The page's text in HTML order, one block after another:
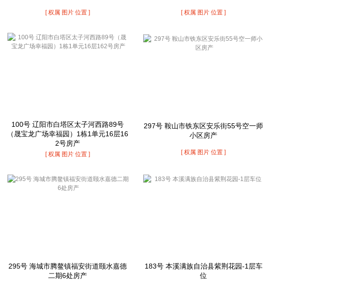
[ 权属 图片 位置 ] [ 权属 图片 位置 ]
100号 辽阳市白塔区太子河西路89号
（晟宝龙广场幸福园）1栋1单元16层16
2号房产
[ 权属 图片 位置 ]
297号 鞍山市铁东区安乐街55号空一师
小区房产
[ 权属 图片 位置 ]
295号 海城市腾鳌镇福安街道颐水嘉德
二期6处房产
183号 本溪满族自治县紫荆花园-1层车
位